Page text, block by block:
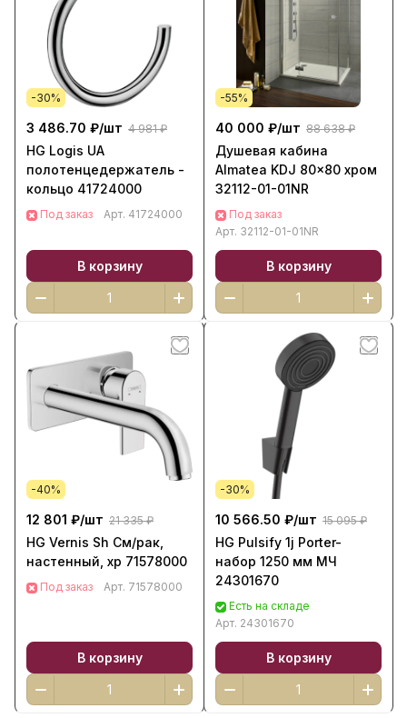
-30%
3 486.70 ₽/шт 4 981 ₽
HG Logis UA
полотенцедержатель -
кольцо 41724000
Под заказ Арт. 41724000
В корзину
-55%
40 000 ₽/шт 88 638 ₽
Душевая кабина
Almatea KDJ 80x80 хром
32112-01-01NR
Под заказ
Арт. 32112-01-01NR
В корзину
-40%
12 801 ₽/шт 21 335 ₽
HG Vernis Sh См/рак,
настенный, хр 71578000
Под заказ Арт. 71578000
В корзину
-30%
10 566.50 ₽/шт 15 095 ₽
HG Pulsify 1j Porter-
набор 1250 мм МЧ
24301670
Есть на складе
Арт. 24301670
В корзину